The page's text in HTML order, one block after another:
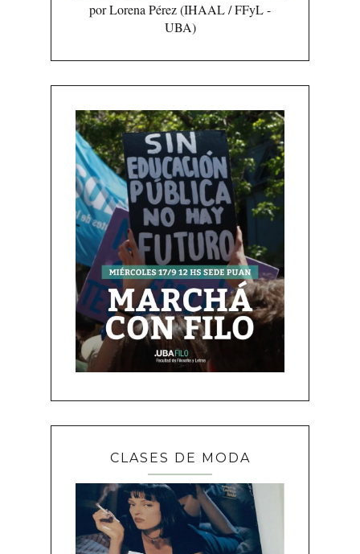
por Lorena Pérez (IHAAL / FFyL -
UBA)
CLASES DE MODA